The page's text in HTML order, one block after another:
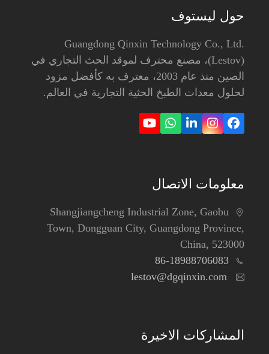
حول ليستوف
Guangdong Qinxin Technology Co., Ltd.
(Lestov)، مصنع محترف لموقد الحث التجاري في
الصين منذ عام 2003، معترف به كأفضل مزود
لحلول معدات الطبخ الحثية التجارية في العالم.
Facebook
Instagram
LinkedIn
Whatsapp
YouTube
معلومات الاتصال
Shangjiangcheng Industrial Zone, Gaobu
Town, Dongguan City, Guangdong Province,
China, 523000
86-18988706083
lestov@dgqinxin.com
المشاركات الاخيرة